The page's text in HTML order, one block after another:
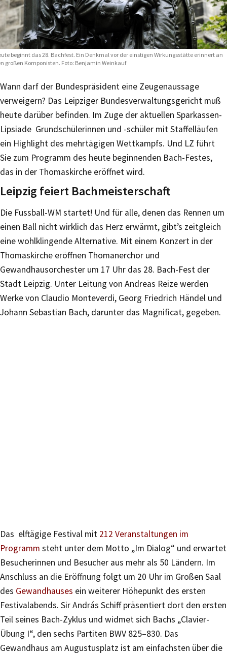
beginnt das 28. Bachfest. Ein Denkmal vor der einstigen Wirkungsstätte erinnert an
großen Komponisten. Foto: Benjamin Weinkauf
Wann darf der Bundespräsident eine Zeugenaussage
verweigern? Das Leipziger Bundesverwaltungsgericht muß
heute darüber befinden. Im Zuge der aktuellen Sparkassen-
Lipsiade Grundschülerinnen und -schüler mit Staffelläufen
ein Highlight des mehrtägigen Wettkampfs. Und LZ führt
Sie zum Programm des heute beginnenden Bach-Festes,
das in der Thomaskirche eröffnet wird.
Leipzig feiert Bachmeisterschaft
Die Fussball-WM startet! Und für alle, denen das Rennen um
einen Ball nicht wirklich das Herz erwärmt, gibt’s zeitgleich
eine wohlklingende Alternative. Mit einem Konzert in der
Thomaskirche eröffnen Thomanerchor und
Gewandhausorchester um 17 Uhr das 28. Bach-Fest der
Stadt Leipzig. Unter Leitung von Andreas Reize werden
Werke von Claudio Monteverdi, Georg Friedrich Händel und
Johann Sebastian Bach, darunter das Magnificat, gegeben.
Das elftägige Festival mit 212 Veranstaltungen im
Programm steht unter dem Motto „Im Dialog“ und erwartet
Besucherinnen und Besucher aus mehr als 50 Ländern. Im
Anschluss an die Eröffnung folgt um 20 Uhr im Großen Saal
des Gewandhauses ein weiterer Höhepunkt des ersten
Festivalabends. Sir András Schiff präsentiert dort den ersten
Teil seines Bach-Zyklus und widmet sich Bachs „Clavier-
Übung I“, den sechs Partiten BWV 825–830. Das
Gewandhaus am Augustusplatz ist am einfachsten über die